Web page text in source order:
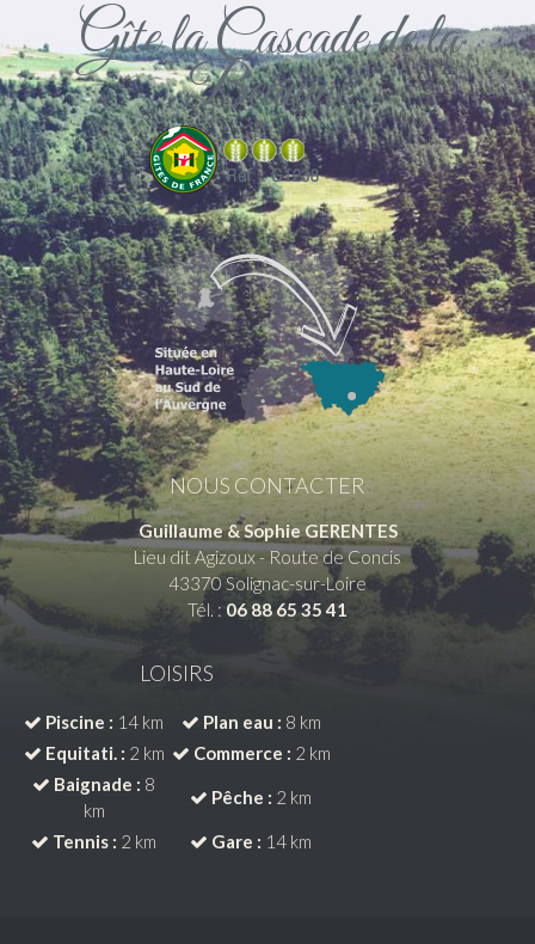
Gîte la Cascade de la
Beaume
NOUS CONTACTER
Guillaume & Sophie GERENTES
Lieu dit Agizoux - Route de Concis
43370 Solignac-sur-Loire
Tél. : 06 88 65 35 41
LOISIRS
Piscine : 14 km Plan eau : 8 km
Equitati. : 2 km Commerce : 2 km
Baignade : 8
km
Pêche : 2 km
Tennis : 2 km Gare : 14 km